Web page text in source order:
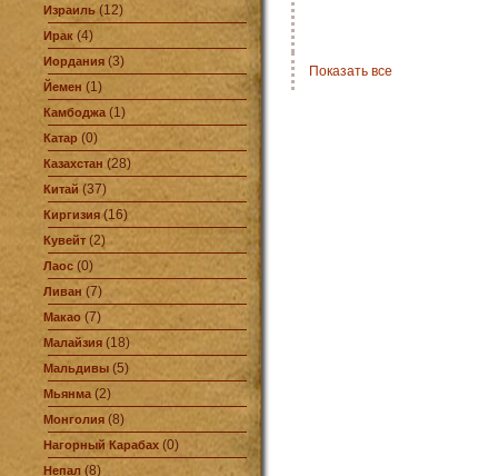
Израиль (12)
Ирак (4)
Иордания (3)
Йемен (1)
Камбоджа(1)
Катар (0)
Казахстан (28)
Китай (37)
Киргизия(16)
Кувейт (2)
Лаос (0)
Ливан (7)
Макао (7)
Малайзия (18)
Мальдивы (5)
Мьянма (2)
Монголия (8)
Нагорный Карабах (0)
Непал (8)
Показать все